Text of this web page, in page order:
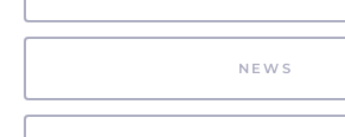
NEWS